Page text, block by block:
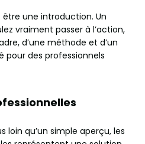
une introduction. Un
vraiment passer à l’action,
d’une méthode et d’un
des professionnels
loin qu’un simple aperçu, les